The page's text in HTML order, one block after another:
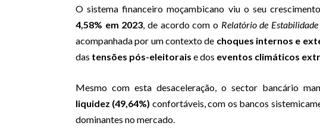
O sistema financeiro moçambicano viu o seu
4,58% em 2023, de acordo com o Relatório de
acompanhada por um contexto de choques internos e
das tensões pós-eleitorais e dos eventos climáticos
Mesmo com esta desaceleração, o sector bancário
liquidez (49,64%) confortáveis, com os bancos
dominantes no mercado.